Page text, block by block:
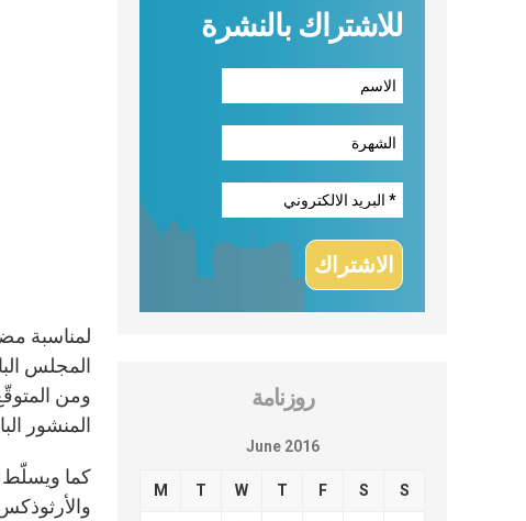
ومن
المنشور
كما ويسلّط
للاشتراك بالنشرة
روزنامة
June 2016
M T W T F S S